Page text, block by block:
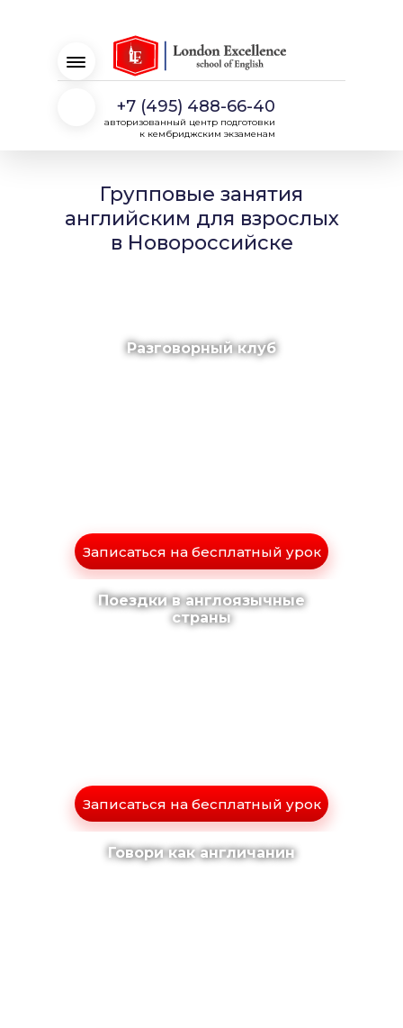
+7 (495) 488-66-40
авторизованный центр подготовки
к кембриджским экзаменам
Групповые занятия
английским для взрослых
в Новороссийске
Разговорный клуб
Записаться на бесплатный урок
Поездки в англоязычные
страны
Записаться на бесплатный урок
Говори как англичанин